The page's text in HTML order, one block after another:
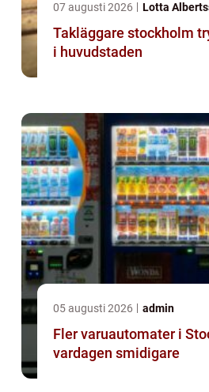
07 augusti 2026 Lotta
Takläggare stockholm tryggt takarbete
i huvudstaden
05 augusti 2026 admin
Fler varuautomater i
vardagen smidigare